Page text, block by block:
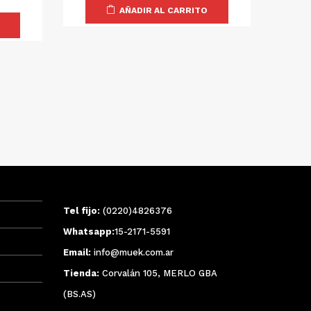
AÑADIR AL CARRITO
Tel fijo: (0220)4826376
Whatsapp:15-2171-5591
Email: info@muek.com.ar
Tienda: Corvalán 105, MERLO GBA
(BS.AS)
0